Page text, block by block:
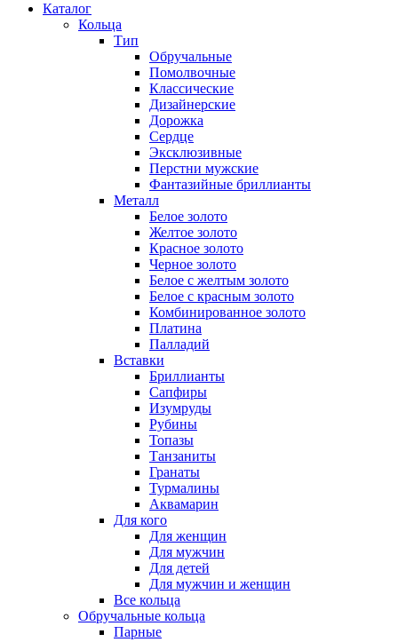
Каталог
Кольца
Тип
Обручальные
Помолвочные
Классические
Дизайнерские
Дорожка
Сердце
Эксклюзивные
Перстни мужские
Фантазийные бриллианты
Металл
Белое золото
Желтое золото
Красное золото
Черное золото
Белое с желтым золото
Белое с красным золото
Комбинированное золото
Платина
Палладий
Вставки
Бриллианты
Сапфиры
Изумруды
Рубины
Топазы
Танзаниты
Гранаты
Турмалины
Аквамарин
Для кого
Для женщин
Для мужчин
Для детей
Для мужчин и женщин
Все кольца
Обручальные кольца
Парные